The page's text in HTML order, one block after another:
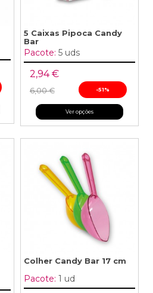
5 Caixas Pipoca Candy
Bar
Pacote: 5 uds
2,94 €
6,00 € -51%
Ver opções
Colher Candy Bar 17 cm
Pacote: 1 ud